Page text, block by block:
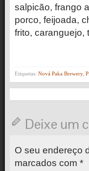
salpicão, frango
porco, feijoada,
frito, caranguejo,
Etiquetas: Nová Paka Brewery,
Deixe um
O seu endereço
marcados com *